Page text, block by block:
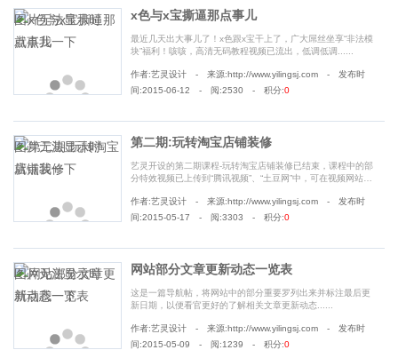
x色与x宝撕逼那点事儿
最近几天出大事儿了！x色跟x宝干上了，广大屌丝坐享“非法模
块”福利！咳咳，高清无码教程视频已流出，低调低调......
作者:艺灵设计 - 来源:http://www.yilingsj.com - 发布时
间:2015-06-12 - 阅:2530 - 积分:0
第二期:玩转淘宝店铺装修
艺灵开设的第二期课程-玩转淘宝店铺装修已结束，课程中的部
分特效视频已上传到“腾讯视频”、“土豆网”中，可在视频网站中
于2015-08-01开课，45天满课状态，快来看下吧。......
作者:艺灵设计 - 来源:http://www.yilingsj.com - 发布时
间:2015-05-17 - 阅:3303 - 积分:0
网站部分文章更新动态一览表
这是一篇导航帖，将网站中的部分重要罗列出来并标注最后更
新日期，以便看官更好的了解相关文章更新动态......
作者:艺灵设计 - 来源:http://www.yilingsj.com - 发布时
间:2015-05-09 - 阅:1239 - 积分:0